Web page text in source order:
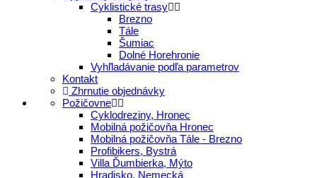
Cyklistické trasy
Brezno
Tále
Šumiac
Dolné Horehronie
Vyhľladávanie podľa parametrov
Kontakt
Zhrnutie objednávky
Požičovne
Cyklodreziny, Hronec
Mobilná požičovňa Hronec
Mobilná požičovňa Tále - Brezno
Profibikers, Bystrá
Villa Ďumbierka, Mýto
Hradisko, Nemecká